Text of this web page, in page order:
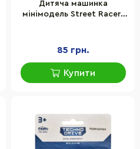
Дитяча машинка
мінімодель Street Racers
85 грн.
Купити